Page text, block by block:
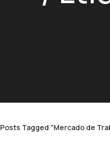
Posts Tagged "Mercado de